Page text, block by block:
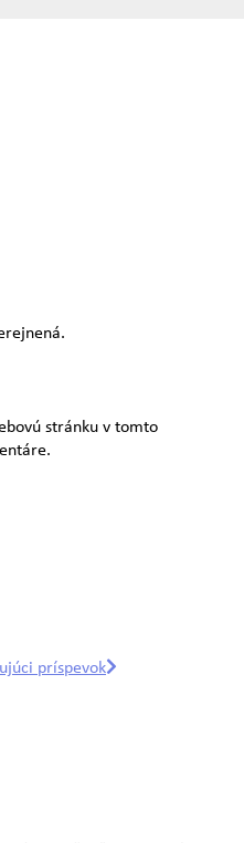
stránku v tomto
príspevok